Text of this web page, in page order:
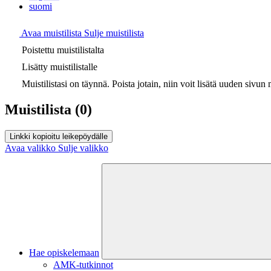
suomi
Avaa muistilista Sulje muistilista
Poistettu muistilistalta
Lisätty muistilistalle
Muistilistasi on täynnä. Poista jotain, niin voit lisätä uuden sivun
Muistilista (0)
Linkki kopioitu leikepöydälle
Avaa valikko Sulje valikko
Hae opiskelemaan
AMK-tutkinnot